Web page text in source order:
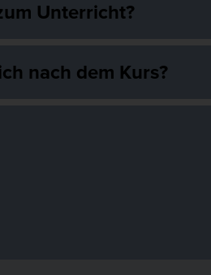
Unterricht?
nach dem Kurs?